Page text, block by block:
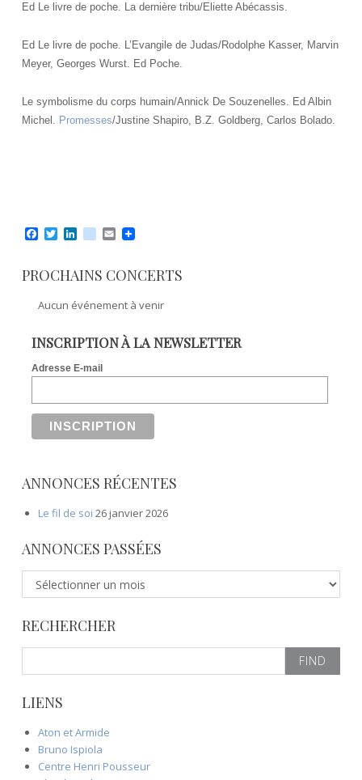
Ed Le livre de poche. La dernière tribu/Eliette Abécassis.
Ed Le livre de poche. L’Evangile de Judas/Rodolphe Kasser, Marvin
Meyer, Georges Wurst. Ed Poche.
Le symbolisme du corps humain/Annick De Souzenelles. Ed Albin
Michel. Promesses/Justine Shapiro, B.Z. Goldberg, Carlos Bolado.
F
e
b
o
o
T
t
t
r
L
k
e
I
v
d
e
E
i
l
PROCHAINS CONCERTS
Aucun événement à venir
INSCRIPTION À LA NEWSLETTER
Adresse E-mail
ANNONCES RÉCENTES
Le fil de soi 26 janvier 2026
ANNONCES PASSÉES
n
o
n
s
a
s
s
RECHERCHER
e
r
LIENS
Aton et Armide
Bruno Ispiola
Centre Henri Pousseur